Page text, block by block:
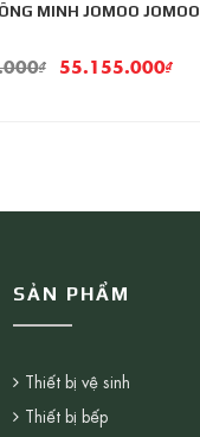
MINH JOMOO JOMOO
₫ 55.155.000₫
SẢN PHẨM
Thiết bị vệ sinh
Thiết bị bếp